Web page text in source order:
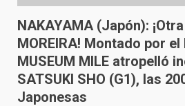
NAKAYAMA (Japón):
MOREIRA! Montado por
MUSEUM MILE atropelló
SATSUKI SHO (G1), las
Japonesas